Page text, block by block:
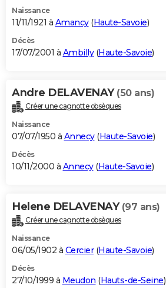
Naissance
11/11/1921 à Amancy(Haute-Savoie)
Décès
17/07/2001 à Ambilly(Haute-Savoie)
Andre DELAVENAY (50 ans)
Créer une cagnotte obsèques
Naissance
07/07/1950 à Annecy(Haute-Savoie)
Décès
10/11/2000 à Annecy(Haute-Savoie)
Helene DELAVENAY (97 ans)
Créer une cagnotte obsèques
Naissance
06/05/1902 à Cercier(Haute-Savoie)
Décès
27/10/1999 à Meudon (Hauts-de-Seine)